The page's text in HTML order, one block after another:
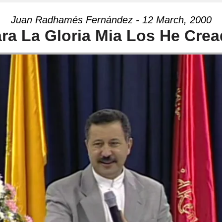
Juan Radhamés Fernández - 12 March, 2000
La Gloria Mia Los He